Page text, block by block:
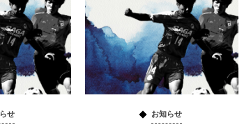
せ お知らせ